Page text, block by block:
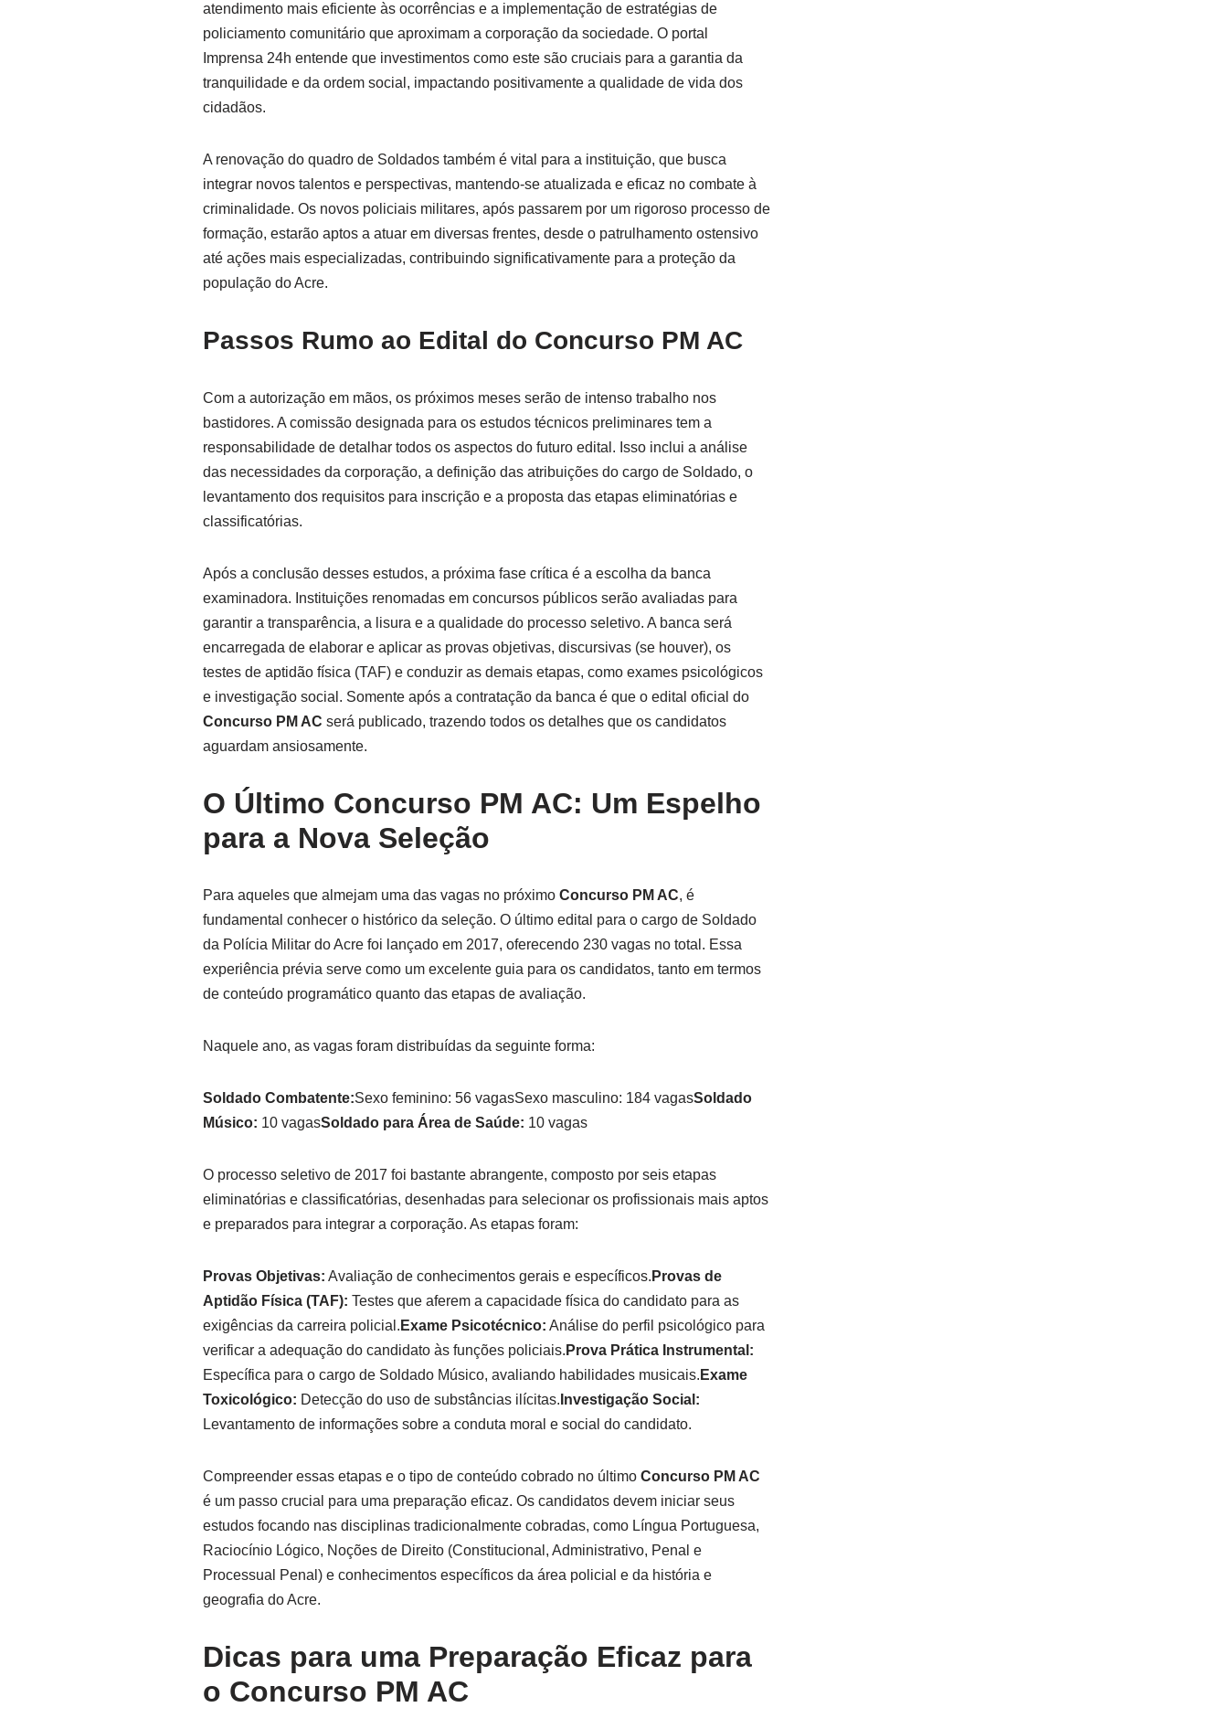
atendimento mais eficiente às ocorrências e a implementação de estratégias de
policiamento comunitário que aproximam a corporação da sociedade. O portal
Imprensa 24h entende que investimentos como este são cruciais para a garantia da
tranquilidade e da ordem social, impactando positivamente a qualidade de vida dos
cidadãos.
A renovação do quadro de Soldados também é vital para a instituição, que busca
integrar novos talentos e perspectivas, mantendo-se atualizada e eficaz no combate à
criminalidade. Os novos policiais militares, após passarem por um rigoroso processo de
formação, estarão aptos a atuar em diversas frentes, desde o patrulhamento ostensivo
até ações mais especializadas, contribuindo significativamente para a proteção da
população do Acre.
Passos Rumo ao Edital do Concurso PM AC
Com a autorização em mãos, os próximos meses serão de intenso trabalho nos
bastidores. A comissão designada para os estudos técnicos preliminares tem a
responsabilidade de detalhar todos os aspectos do futuro edital. Isso inclui a análise
das necessidades da corporação, a definição das atribuições do cargo de Soldado, o
levantamento dos requisitos para inscrição e a proposta das etapas eliminatórias e
classificatórias.
Após a conclusão desses estudos, a próxima fase crítica é a escolha da banca
examinadora. Instituições renomadas em concursos públicos serão avaliadas para
garantir a transparência, a lisura e a qualidade do processo seletivo. A banca será
encarregada de elaborar e aplicar as provas objetivas, discursivas (se houver), os
testes de aptidão física (TAF) e conduzir as demais etapas, como exames psicológicos
e investigação social. Somente após a contratação da banca é que o edital oficial do
Concurso PM AC será publicado, trazendo todos os detalhes que os candidatos
aguardam ansiosamente.
O Último Concurso PM AC: Um Espelho
para a Nova Seleção
Para aqueles que almejam uma das vagas no próximo Concurso PM AC, é
fundamental conhecer o histórico da seleção. O último edital para o cargo de Soldado
da Polícia Militar do Acre foi lançado em 2017, oferecendo 230 vagas no total. Essa
experiência prévia serve como um excelente guia para os candidatos, tanto em termos
de conteúdo programático quanto das etapas de avaliação.
Naquele ano, as vagas foram distribuídas da seguinte forma:
Soldado Combatente:Sexo feminino: 56 vagasSexo masculino: 184 vagasSoldado
Músico: 10 vagasSoldado para Área de Saúde: 10 vagas
O processo seletivo de 2017 foi bastante abrangente, composto por seis etapas
eliminatórias e classificatórias, desenhadas para selecionar os profissionais mais aptos
e preparados para integrar a corporação. As etapas foram:
Provas Objetivas: Avaliação de conhecimentos gerais e específicos. Provas de
Aptidão Física (TAF): Testes que aferem a capacidade física do candidato para as
exigências da carreira policial. Exame Psicotécnico: Análise do perfil psicológico para
verificar a adequação do candidato às funções policiais. Prova Prática Instrumental:
Específica para o cargo de Soldado Músico, avaliando habilidades musicais. Exame
Toxicológico: Detecção do uso de substâncias ilícitas. Investigação Social:
Levantamento de informações sobre a conduta moral e social do candidato.
Compreender essas etapas e o tipo de conteúdo cobrado no último Concurso PM AC
é um passo crucial para uma preparação eficaz. Os candidatos devem iniciar seus
estudos focando nas disciplinas tradicionalmente cobradas, como Língua Portuguesa,
Raciocínio Lógico, Noções de Direito (Constitucional, Administrativo, Penal e
Processual Penal) e conhecimentos específicos da área policial e da história e
geografia do Acre.
Dicas para uma Preparação Eficaz para
o Concurso PM AC